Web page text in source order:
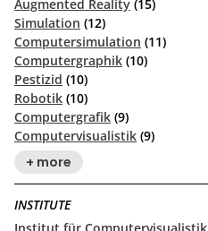
Augmented Reality (15)
Simulation (12)
Computersimulation (11)
Computergraphik (10)
Pestizid (10)
Robotik (10)
Computergrafik (9)
Computervisualistik (9)
+ more
INSTITUTE